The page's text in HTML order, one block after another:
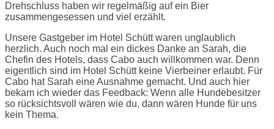
Drehschluss haben wir regelmäßig auf ein Bier
zusammengesessen und viel erzählt.
Unsere Gastgeber im Hotel Schütt waren unglaublich
herzlich. Auch noch mal ein dickes Danke an Sarah, die
Chefin des Hotels, dass Cabo auch willkommen war. Denn
eigentlich sind im Hotel Schütt keine Vierbeiner erlaubt. Für
Cabo hat Sarah eine Ausnahme gemacht. Und auch hier
bekam ich wieder das Feedback: Wenn alle Hundebesitzer
so rücksichtsvoll wären wie du, dann wären Hunde für uns
kein Thema.